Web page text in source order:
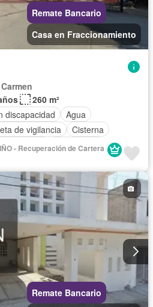
Remate Bancario
Casa en Fraccionamiento
260 m²
discapacidad
Agua
de vigilancia
Cisterna
Limpieza
Electricidad
Televisión por cable
Zonas verdes Sin amueblar
- Recuperación de Cartera
Remate Bancario